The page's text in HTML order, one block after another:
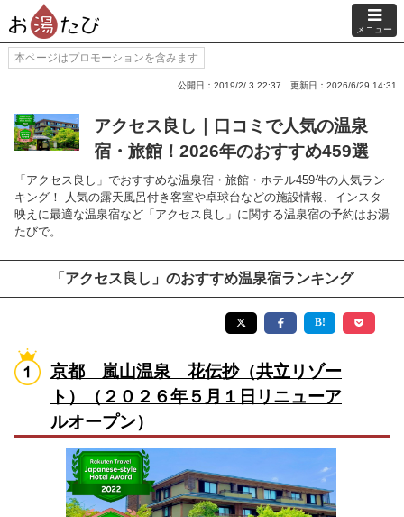
メニュー
本ページはプロモーションを含みます
公開日：2019/2/ 3 22:37 更新日：2026/6/29 14:31
アクセス良し｜口コミで人気の温泉
宿・旅館！2026年のおすすめ459選
「アクセス良し」でおすすめな温泉宿・旅館・ホテル459件の人気ラン
キング！ 人気の露天風呂付き客室や卓球台などの施設情報、インスタ
映えに最適な温泉宿など「アクセス良し」に関する温泉宿の予約はお湯
たびで。
「アクセス良し」のおすすめ温泉宿ランキング
京都 嵐山温泉 花伝抄（共立リゾー
ト）（２０２６年５月１日リニューア
ルオープン）